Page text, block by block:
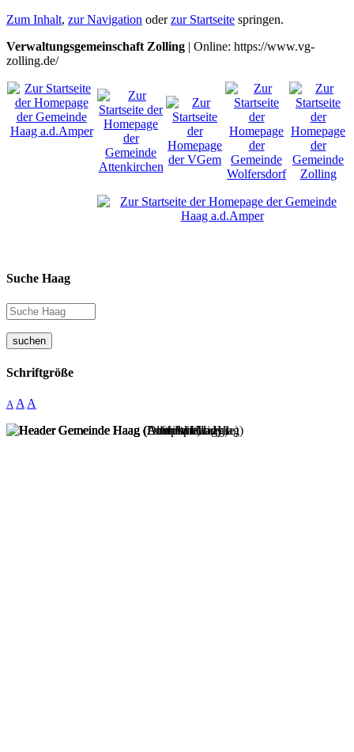
Zum Inhalt, zur Navigation oderzur Startseite springen.
Verwaltungsgemeinschaft Zolling | Online: https://www.vg-
zolling.de/
Suche Haag
suchen
Schriftgröße
A A A